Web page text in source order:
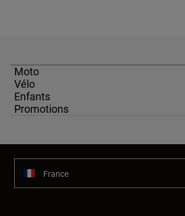
Moto
Vélo
Enfants
Promotions
France